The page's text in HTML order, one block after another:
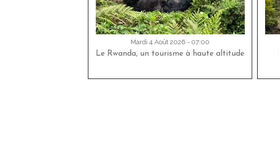
Mardi 4 Août 2026 - 07:00
Le Rwanda, un tourisme à haute altitude